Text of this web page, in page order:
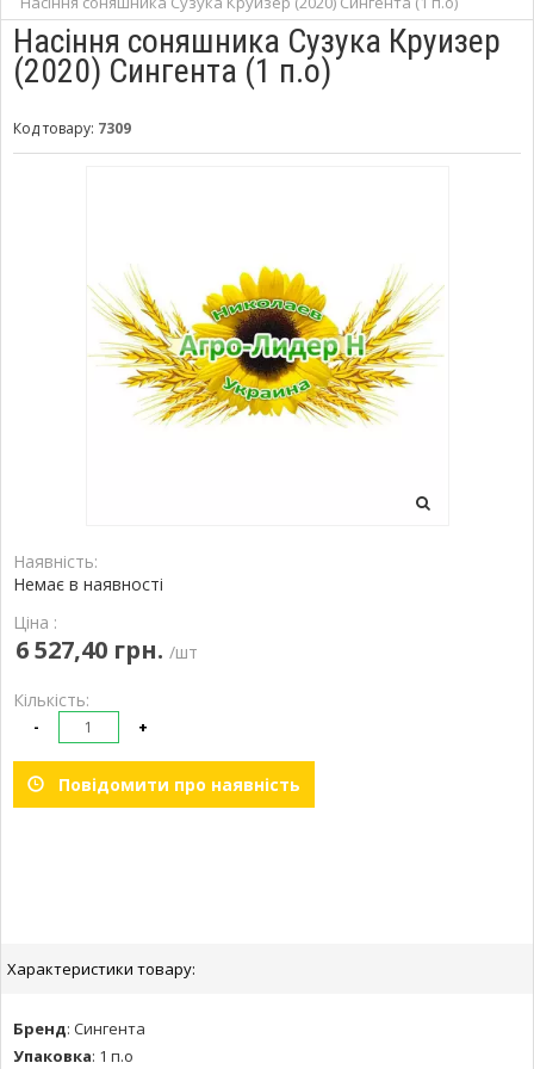
Насіння соняшника Сузука Круизер
(2020) Сингента (1 п.о)
Код товару: 7309
Наявність:
Немає в наявності
Ціна :
6 527,40 грн. /шт
Кількість:
- +
Повідомити про наявність
Характеристики товару:
Бренд: Сингента
Упаковка: 1 п.о